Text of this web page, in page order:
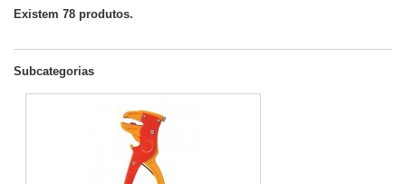
Existem 78 produtos.
Subcategorias